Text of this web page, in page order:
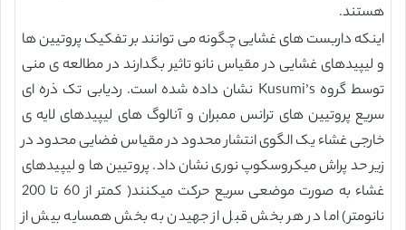
هستند.
اینکه داربست های غشایی چگونه می توانند بر تفکیک پروتیین ها
و لیپیدهای غشایی در مقیاس نانو تاثیر بگدارند در مطالعه ی منی
توسط گروه Kusumi’s نشان داده شده است. ردیابی تک ذره ای
سریع پروتیین های ترانس ممبران و آنالوگ های لیپیدهای لایه ی
خارجی غشاء یک الگوی انتشار محدود در مقیاس فضایی محدود در
زیر حد پراش میکروسکوپ نوری نشان داد. پروتیین ها و لیپیدهای
غشاء به صورت موضعی سریع حرکت میکنند( کمتر از 60 تا 200
نانومتر) اما در هر بخش قبل از جهیدن به بخش همسایه بیش از